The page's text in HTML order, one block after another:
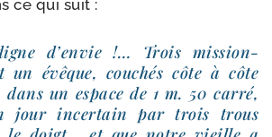
ce qui suit :
d’envie !… Trois mis­sion­
un évêque, cou­chés côte à côte
un espace de 1 m. 50 car­ré,
jour incer­tain par trois trous